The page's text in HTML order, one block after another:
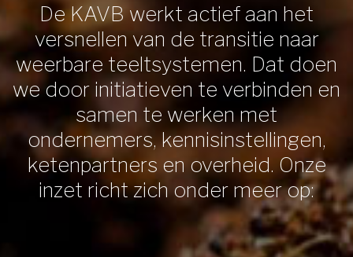
De KAVB werkt actief aan het
versnellen van de transitie naar
weerbare teeltsystemen. Dat doen
we door initiatieven te verbinden en
samen te werken met
ondernemers, kennisinstellingen,
ketenpartners en overheid. Onze
inzet richt zich onder meer op: